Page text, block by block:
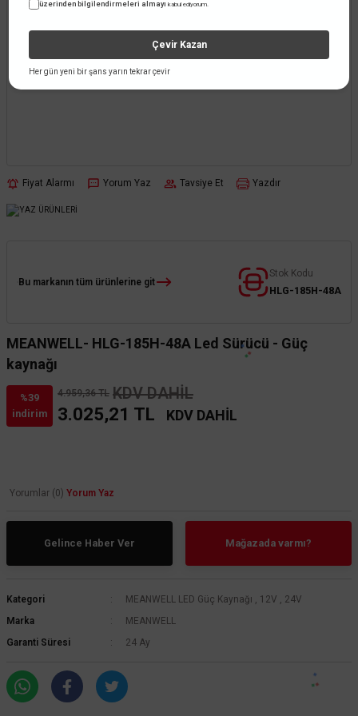
Fiyat Alarmı Yorum Yaz Tavsiye Et Yazdır
Bu markanın tüm ürünlerine git
Stok Kodu
HLG-185H-48A
MEANWELL- HLG-185H-48A Led Sürücü - Güç
kaynağı
%39
indirim
4.959,36 TL KDV DAHİL
3.025,21 TL KDV DAHİL
Yorumlar (0) Yorum Yaz
Gelince Haber Ver Mağazada varmı?
Kategori MEANWELL LED Güç Kaynağı , 12V , 24V
Marka
MEANWELL
Garanti Süresi
24 Ay
üzerinden bilgilendirmeleri almayı kabul ediyorum.
Çevir Kazan
Her gün yeni bir şans yarın tekrar çevir